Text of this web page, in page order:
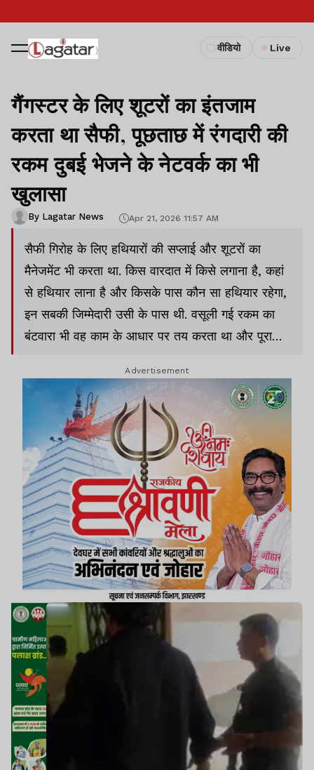
वीडियो Live
गैंगस्टर के लिए शूटरों का इंतजाम
करता था सैफी, पूछताछ में रंगदारी की
रकम दुबई भेजने के नेटवर्क का भी
खुलासा
By Lagatar News Apr 21, 2026 11:57 AM
सैफी गिरोह के लिए हथियारों की सप्लाई और शूटरों का
मैनेजमेंट भी करता था. किस वारदात में किसे लगाना है, कहां
से हथियार लाना है और किसके पास कौन सा हथियार रहेगा,
इन सबकी जिम्मेदारी उसी के पास थी. वसूली गई रकम का
बंटवारा भी वह काम के आधार पर तय करता था और पूरा
Advertisement